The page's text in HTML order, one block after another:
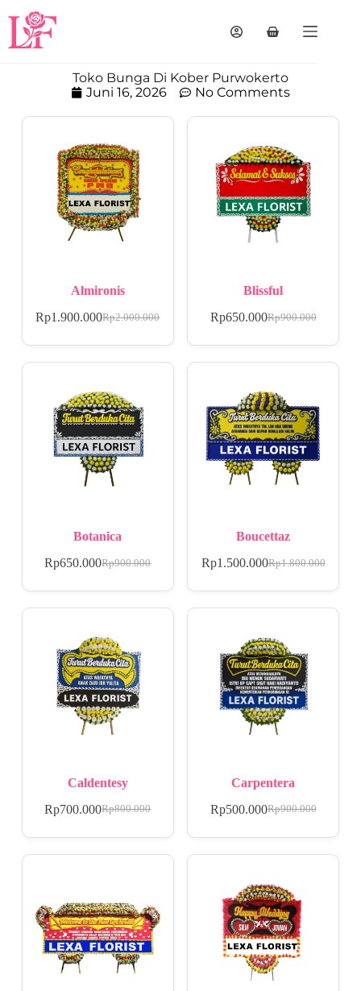
Toko Bunga Di Kober Purwokerto
Juni 16, 2026
No Comments
Almironis
Rp2.000.000
Rp1.900.000
Blissful
Rp900.000
Rp650.000
Botanica
Rp900.000
Rp650.000
Boucettaz
Rp1.800.000
Rp1.500.000
Caldentesy
Rp800.000
Rp700.000
Carpentera
Rp900.000
Rp500.000